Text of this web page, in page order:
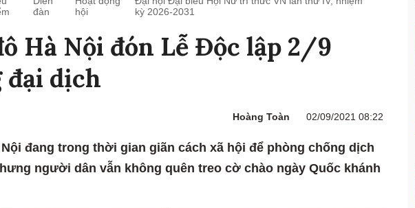
đàn
hội
kỳ 2026-2031
Hà Nội đón Lễ Độc lập 2/9
dịch
Hoàng Toàn 02/09/2021 08:22
Nội đang trong thời gian giãn cách xã hội để phòng chống dịch
người dân vẫn không quên treo cờ chào ngày Quốc khánh